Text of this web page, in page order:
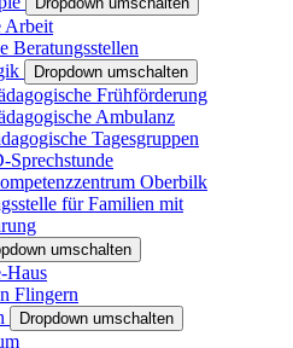
Arbeit
Beratungsstellen
Dropdown umschalten
Frühförderung
Ambulanz
Tagesgruppen
Sprechstunde
Oberbilk
für Familien mit
umschalten
Haus
Flingern
Dropdown umschalten